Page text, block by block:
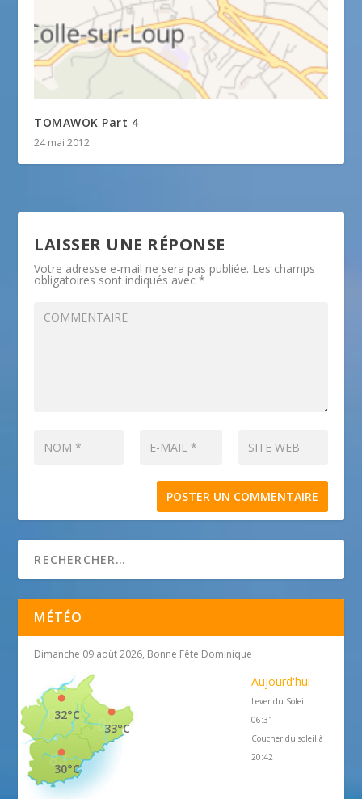
TOMAWOK Part 4
24 mai 2012
LAISSER UNE RÉPONSE
Votre adresse e-mail ne sera pas publiée. Les champs
obligatoires sont indiqués avec*
MÉTÉO
Dimanche 09 août 2026, Bonne Fête Dominique
33°C
32°C
30°C
Aujourd'hui
Lever du Soleil
06:31
Coucher du soleil à
20:42